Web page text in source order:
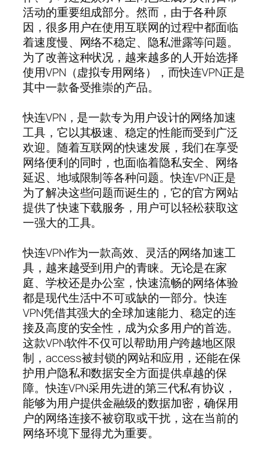
活动的重要组成部分。然而，由于各种原
因，很多用户在使用互联网的过程中都面临
着速度慢、网络不稳定、隐私泄露等问题。
为了改善这种状况，越来越多的人开始选择
使用VPN（虚拟专用网络），而快连VPN正是
其中一款备受推崇的产品。
快连VPN，是一款专为用户设计的网络加速
工具，它以其极速、稳定的性能而受到广泛
欢迎。随着互联网的快速发展，我们在享受
网络便利的同时，也面临着隐私安全、网络
延迟、地域限制等各种问题。快连VPN正是
为了解决这些问题而诞生的，它的官方网站
提供了快速下载服务，用户可以轻松获取这
一强大的工具。
快连VPN作为一款高效、灵活的网络加速工
具，越来越受到用户的青睐。无论是在家
庭、学校还是办公室，快速流畅的网络体验
都是现代生活中不可或缺的一部分。快连
VPN凭借其强大的全球加速能力、稳定的连
接及高度的安全性，成为众多用户的首选。
这款VPN软件不仅可以帮助用户跨越地区限
制，access被封锁的网站和应用，还能在保
护用户隐私和数据安全方面提供卓越的保
障。快连VPN采用先进的第三代私有协议，
能够为用户提供金融级的数据加密，确保用
户的网络连接不被窃取或干扰，这在当前的
网络环境下显得尤为重要。